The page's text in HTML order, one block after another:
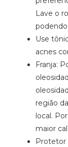
Lave o
Use
acnes
Franja:
região
local.
maior
Protetor